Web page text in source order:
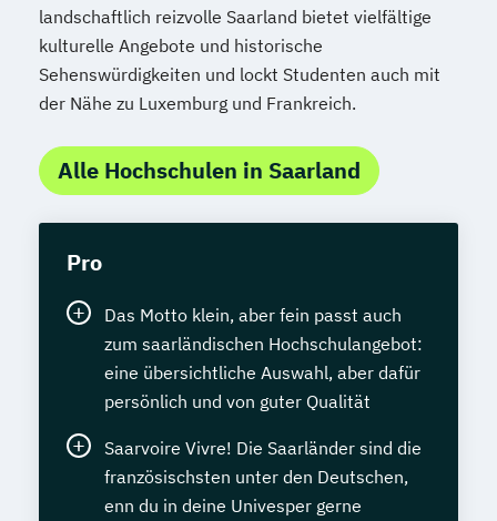
landschaftlich reizvolle Saarland bietet vielfältige
kulturelle Angebote und historische
Sehenswürdigkeiten und lockt Studenten auch mit
der Nähe zu Luxemburg und Frankreich.
Alle Hochschulen in Saarland
Pro
Das Motto klein, aber fein passt auch
zum saarländischen Hochschulangebot:
eine übersichtliche Auswahl, aber dafür
persönlich und von guter Qualität
Saarvoire Vivre! Die Saarländer sind die
französischsten unter den Deutschen,
enn du in deine Univesper gerne